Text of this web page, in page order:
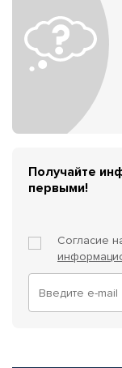
Получайте
первыми!
Согласие